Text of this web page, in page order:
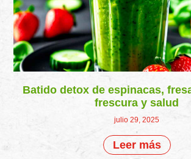
Batido detox de espinacas,
frescura y salud
julio 29, 2025
Leer más